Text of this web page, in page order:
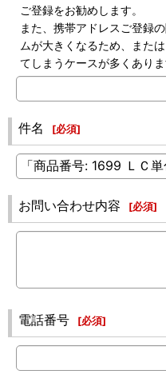
ご登録をお勧めします。
また、携帯アドレスご登録
ムが大きくなるため、また
てしまうケースが多くあり
件名 [必須]
お問い合わせ内容 [必須]
電話番号 [必須]